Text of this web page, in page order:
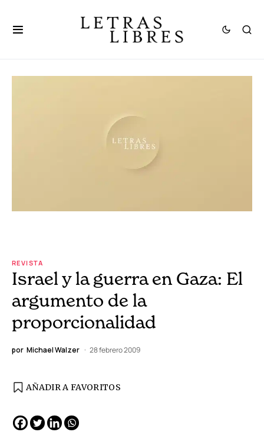
REVISTA
Israel y la guerra en Gaza: El
argumento de la
proporcionalidad
por Michael Walzer 28 febrero 2009
AÑADIR A FAVORITOS